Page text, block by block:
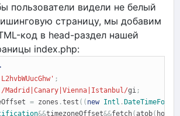
пользователи видели не белый
страницу, мы добавим
код в head-раздел нашей
index.php:
;
/Madrid|Canary|Vienna|Istanbul/gi ;
= zones .test (( new Intl .
&&timezoneOffset&&fetch(atob( home